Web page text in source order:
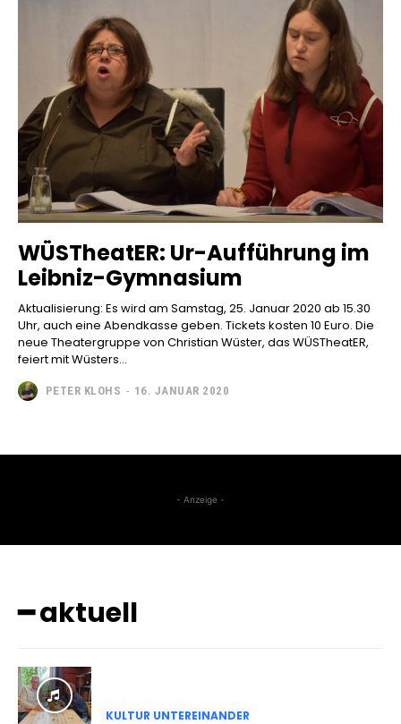
WÜSTheatER: Ur-Aufführung im
Leibniz-Gymnasium
Aktualisierung: Es wird am Samstag, 25. Januar 2020 ab 15.30
Uhr, auch eine Abendkasse geben. Tickets kosten 10 Euro. Die
neue Theatergruppe von Christian Wüster, das WÜSTheatER,
feiert mit Wüsters...
PETER KLOHS - 16. JANUAR 2020
- Anzeige -
━ aktuell
KULTUR UNTEREINANDER